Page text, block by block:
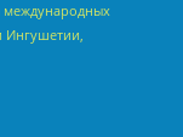
международных
Ингушетии,